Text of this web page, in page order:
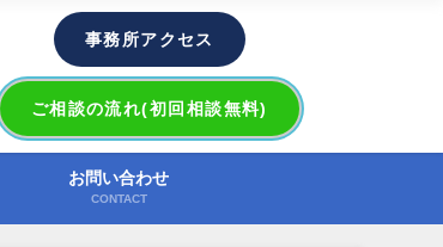
事務所アクセス
ご相談の流れ(初回相談無料)
お問い合わせ
CONTACT